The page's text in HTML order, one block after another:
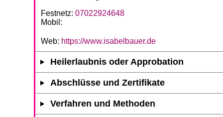
Festnetz: 07022924648
Mobil:
Web: https://www.isabelbauer.de
Heilerlaubnis oder Approbation
Abschlüsse und Zertifikate
Verfahren und Methoden